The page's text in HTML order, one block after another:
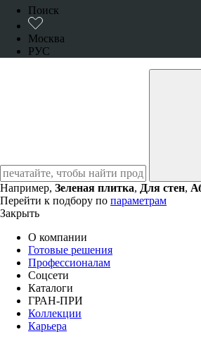
Поиск
Москва
РУС
Например, Зеленая плитка, Для стен,
Перейти к подбору по параметрам
Закрыть
О компании
Готовые решения
Профессионалам
Соцсети
Каталоги
ГРАН-ПРИ
Коллекции
Карьера